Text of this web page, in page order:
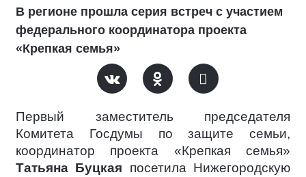
В регионе прошла серия встреч с участием
федерального координатора проекта
«Крепкая семья»
Первый заместитель председателя
Комитета Госдумы по защите семьи,
координатор проекта «Крепкая семья»
Татьяна Буцкая посетила Нижегородскую